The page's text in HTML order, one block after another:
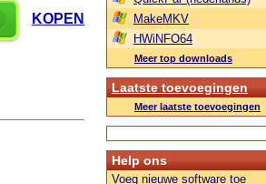
KOPEN
MakeMKV
HWiNFO64
Meer top downloads
Laatste toevoegingen
Meer laatste toevoegingen
Help ons
Voeg nieuwe software toe